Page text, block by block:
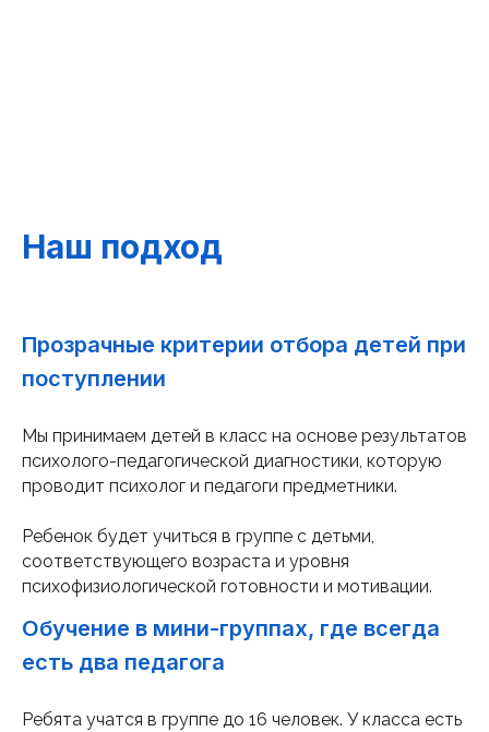
Наш подход
Прозрачные критерии отбора детей при
поступлении
Мы принимаем детей в класс на основе результатов
психолого-педагогической диагностики, которую
проводит психолог и педагоги предметники.
Ребенок будет учиться в группе с детьми,
соответствующего возраста и уровня
психофизиологической готовности и мотивации.
Обучение в мини-группах, где всегда
есть два педагога
Ребята учатся в группе до 16 человек. У класса есть